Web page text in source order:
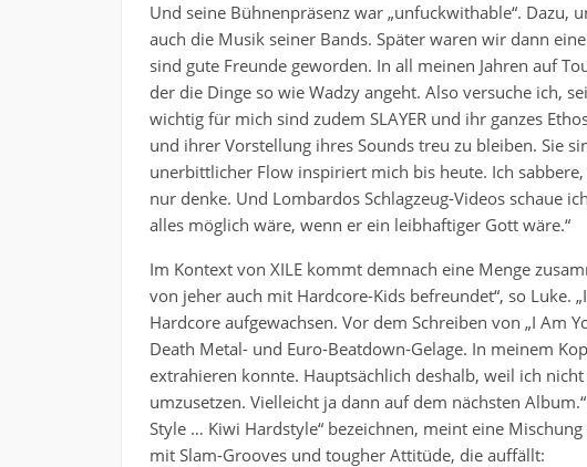
Und seine Bühnenpräsenz war „unfuckwithable“. Dazu,
auch die Musik seiner Bands. Später waren wir dann
sind gute Freunde geworden. In all meinen Jahren auf
der die Dinge so wie Wadzy angeht. Also versuche ich,
wichtig für mich sind zudem SLAYER und ihr ganzes
und ihrer Vorstellung ihres Sounds treu zu bleiben. Sie
unerbittlicher Flow inspiriert mich bis heute. Ich sabbere,
nur denke. Und Lombardos Schlagzeug-Videos schaue
alles möglich wäre, wenn er ein leibhaftiger Gott wäre.“
Im Kontext von XILE kommt demnach eine Menge
von jeher auch mit Hardcore-Kids befreundet“, so Luke.
Hardcore aufgewachsen. Vor dem Schreiben von „I Am
Death Metal- und Euro-Beatdown-Gelage. In meinem
extrahieren konnte. Hauptsächlich deshalb, weil ich
umzusetzen. Vielleicht ja dann auf dem nächsten
Style … Kiwi Hardstyle“ bezeichnen, meint eine
mit Slam-Grooves und tougher Attitüde, die auffällt: